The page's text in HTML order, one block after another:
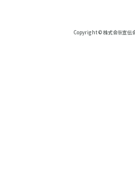
Copyright © 株式会社宣